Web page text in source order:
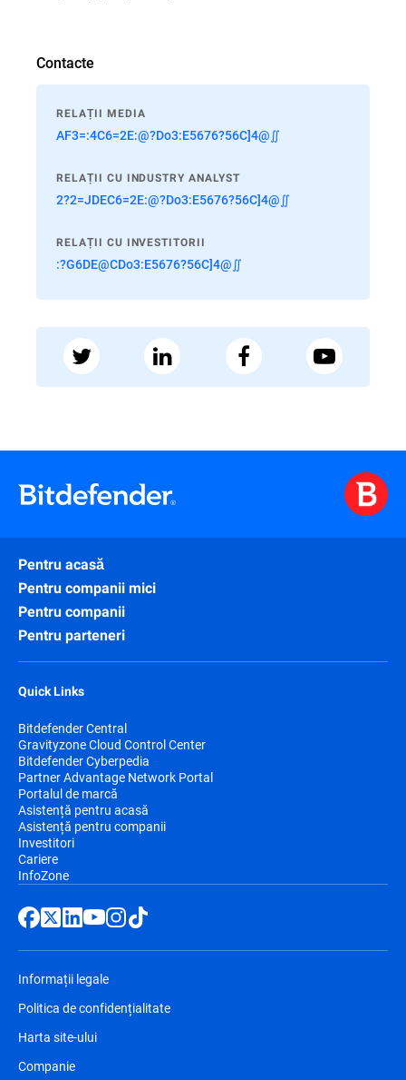
Contacte
RELAȚII MEDIA
AF3=:4C6=2E:@?Do3:E5676?56C]4@∬
RELAȚII CU INDUSTRY ANALYST
2?2=JDEC6=2E:@?Do3:E5676?56C]4@∬
RELAȚII CU INVESTITORII
:?G6DE@CDo3:E5676?56C]4@∬
Pentru acasă
Pentru companii mici
Pentru companii
Pentru parteneri
Quick Links
Bitdefender Central
Gravityzone Cloud Control Center
Bitdefender Cyberpedia
Partner Advantage Network Portal
Portalul de marcă
Asistență pentru acasă
Asistență pentru companii
Investitori
Cariere
InfoZone
Informații legale
Politica de confidențialitate
Harta site-ului
Companie